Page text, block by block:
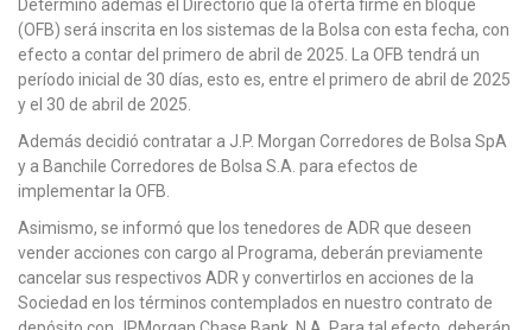
Determinó además el Directorio que la oferta firme en bloque
(OFB) será inscrita en los sistemas de la Bolsa con esta fecha, con
efecto a contar del primero de abril de 2025. La OFB tendrá un
período inicial de 30 días, esto es, entre el primero de abril de 2025
y el 30 de abril de 2025.
Además decidió contratar a J.P. Morgan Corredores de Bolsa SpA
y a Banchile Corredores de Bolsa S.A. para efectos de
implementar la OFB.
Asimismo, se informó que los tenedores de ADR que deseen
vender acciones con cargo al Programa, deberán previamente
cancelar sus respectivos ADR y convertirlos en acciones de la
Sociedad en los términos contemplados en nuestro contrato de